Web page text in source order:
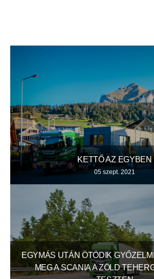
KETTŐ AZ EGYBEN
05 szept. 2021
EGYMÁS UTÁN ÖTÖDIK
MEG A SCANIA A ZÖLD